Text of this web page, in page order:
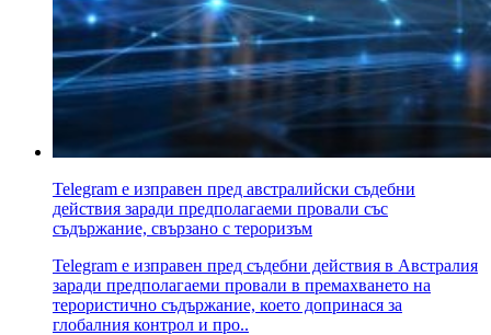
Telegram е изправен пред австралийски съдебни
действия заради предполагаеми провали със
съдържание, свързано с тероризъм
Telegram е изправен пред съдебни действия в Австралия
заради предполагаеми провали в премахването на
терористично съдържание, което допринася за
глобалния контрол и про..